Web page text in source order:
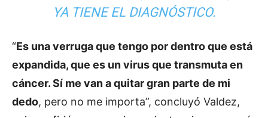
YA TIENE EL DIAGNÓSTICO.
“Es una verruga que tengo por dentro que está
expandida, que es un virus que transmuta en
cáncer. Sí me van a quitar gran parte de mi
dedo, pero no me importa”, concluyó Valdez,